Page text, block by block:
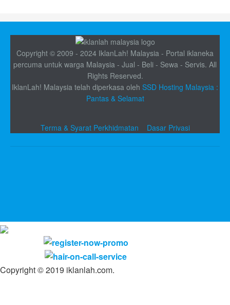
Copyright © 2009 - 2024 IklanLah! Malaysia - Portal iklaneka
percuma untuk warga Malaysia - Jual - Beli - Sewa - Servis. All
Rights Reserved.
IklanLah! Malaysia telah diperkasa oleh SSD Hosting Malaysia :
Pantas & Selamat
Terma & Syarat Perkhidmatan Dasar Privasi
Copyright © 2019 iklanlah.com.